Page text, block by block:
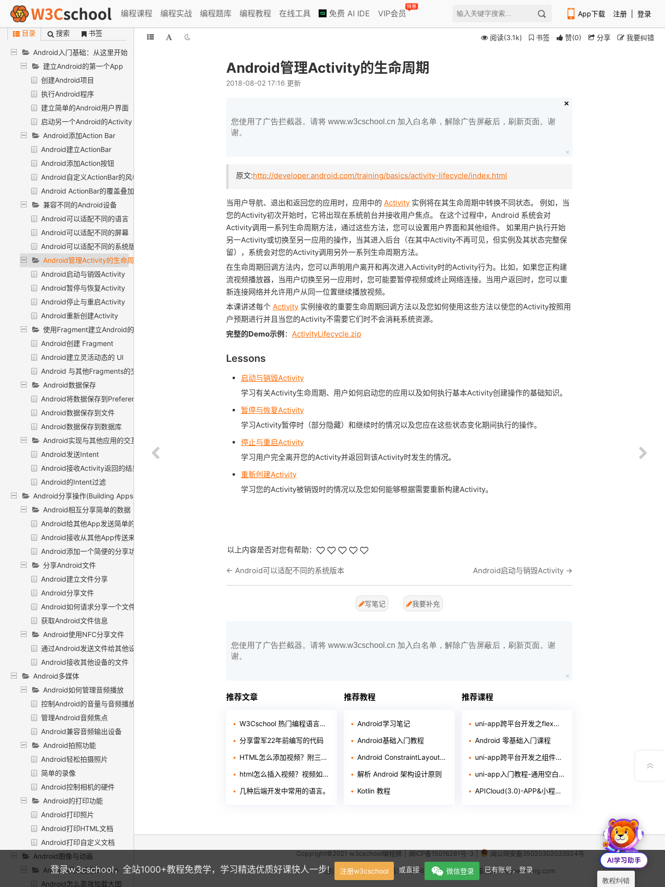
编程课程 编程实战 编程题库 编程教程 在线工具 免费 AI IDE VIP会员
特惠
App下载 注册 登录
更多文章
目录 搜索 书签
Android入门基础：从这里开始
建立Android的第一个App
创建Android项目
执行Android程序
建立简单的Android用户界面
启动另一个Android的Activity
Android添加Action Bar
Android建立ActionBar
Android添加Action按钮
Android自定义ActionBar的风格
Android ActionBar的覆盖叠加
兼容不同的Android设备
Android可以适配不同的语言
Android可以适配不同的屏幕
Android可以适配不同的系统版本
Android管理Activity的生命周期
Android启动与销毁Activity
Android暂停与恢复Activity
Android停止与重启Activity
Android重新创建Activity
使用Fragment建立Android的动态UI
Android创建 Fragment
Android建立灵活动态的 UI
Android 与其他Fragments的交互
Android数据保存
Android将数据保存到Preference
Android数据保存到文件
Android数据保存到数据库
Android实现与其他应用的交互
Android发送Intent
Android接收Activity返回的结果
Android的Intent过滤
Android分享操作(Building Apps with Content Sharing)
Android相互分享简单的数据
Android给其他App发送简单的数据
Android接收从其他App传送来的数据
Android添加一个简便的分享功能
分享Android文件
Android建立文件分享
Android分享文件
Android如何请求分享一个文件
获取Android文件信息
Android使用NFC分享文件
通过Android发送文件给其他设备
Android接收其他设备的文件
Android多媒体
Android如何管理音频播放
控制Android的音量与音频播放
管理Android音频焦点
Android兼容音频输出设备
Android拍照功能
Android轻松拍摄照片
简单的录像
Android控制相机的硬件
Android的打印功能
Android打印照片
Android打印HTML文档
Android打印自定义文档
Android图像与动画
Android高效显示Bitmap
Android怎么高效加载大图
阅读(3.1k) 书签 赞(0) 分享 我要纠错
Android管理Activity的生命周期
2018-08-02 17:16 更新
您使用了广告拦截器。请将 www.w3cschool.cn 加入白名单，解除广告屏蔽后，刷新页面。谢
谢。
原文:http://developer.android.com/training/basics/activity-lifecycle/index.html
当用户导航、退出和返回您的应用时，应用中的 Activity 实例将在其生命周期中转换不同状态。 例如，当
您的Activity初次开始时，它将出现在系统前台并接收用户焦点。 在这个过程中，Android 系统会对
Activity调用一系列生命周期方法，通过这些方法，您可以设置用户界面和其他组件。 如果用户执行开始
另一Activity或切换至另一应用的操作，当其进入后台（在其中Activity不再可见，但实例及其状态完整保
留），系统会对您的Activity调用另外一系列生命周期方法。
在生命周期回调方法内，您可以声明用户离开和再次进入Activity时的Activity行为。比如，如果您正构建
流视频播放器，当用户切换至另一应用时，您可能要暂停视频或终止网络连接。当用户返回时，您可以重
新连接网络并允许用户从同一位置继续播放视频。
本课讲述每个 Activity 实例接收的重要生命周期回调方法以及您如何使用这些方法以使您的Activity按照用
户预期进行并且当您的Activity不需要它们时不会消耗系统资源。
完整的Demo示例： ActivityLifecycle.zip
Lessons
启动与销毁Activity
学习有关Activity生命周期、用户如何启动您的应用以及如何执行基本Activity创建操作的基础知识。
暂停与恢复Activity
学习Activity暂停时（部分隐藏）和继续时的情况以及您应在这些状态变化期间执行的操作。
停止与重启Activity
学习用户完全离开您的Activity并返回到该Activity时发生的情况。
重新创建Activity
学习您的Activity被销毁时的情况以及您如何能够根据需要重新构建Activity。
以上内容是否对您有帮助：
← Android可以适配不同的系统版本 Android启动与销毁Activity →
写笔记 我要补充
您使用了广告拦截器。请将 www.w3cschool.cn 加入白名单，解除广告屏蔽后，刷新页面。谢
谢。
推荐文章
W3Cschool 热门编程语言排行榜 2020年 10月 TOP10
分享雷军22年前编写的代码
HTML怎么添加视频？附三种方法！
html怎么插入视频？视频如何插入页面
几种后端开发中常用的语言。
推荐教程
Android学习笔记
Android基础入门教程
Android ConstraintLayout 布局
解析 Android 架构设计原则
Kotlin 教程
推荐课程
uni-app跨平台开发之flex局部教程
Android 零基础入门课程
uni-app跨平台开发之组件入门教程
uni-app入门教程-通用空白框架的制作（含源代码和软件）
APICloud(3.0)-APP&小程序实战开发培训
Copyright©2021 w3cschool编程狮 闽ICP备15016281号-3 闽公网安备35020302033924号
违法和不良信息举报电话：173-0602-2364 | 举报邮箱：jubao@eeedong.com
教程纠错
登录w3cschool，全站1000+教程免费学，学习精选优质好课快人一步! 注册w3cschool 或直接 微信登录 已有账号，登录
X